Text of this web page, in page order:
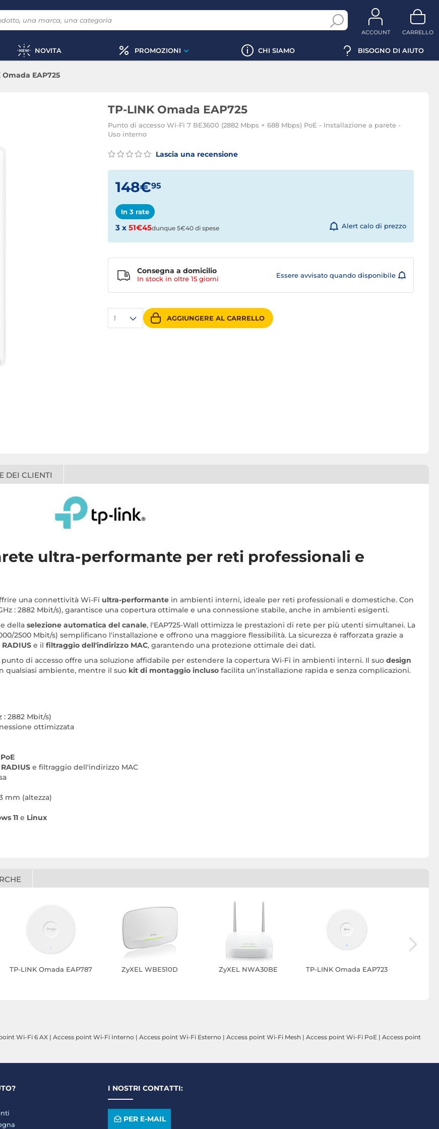
ACCOUNT CARRELLO
NOVITA PROMOZIONI CHI SIAMO BISOGNO DI AIUTO
Omada EAP725
TP-LINK Omada EAP725
Punto di accesso Wi-Fi 7 BE3600 (2882 Mbps + 688 Mbps) PoE - Installazione a parete -
Uso interno
Lascia una recensione
148€95
In 3 rate
3 x 51€45dunque 5€40 di spese Alert calo di prezzo
1 AGGIUNGERE AL CARRELLO
Consegna a domicilio
In stock in oltre 15 giorni Essere avvisato quando disponibile
DEI CLIENTI
ultra-performante per reti professionali e
una connettività Wi-Fi ultra-performante in ambienti interni, ideale per reti professionali e domestiche. Con
: 2882 Mbit/s), garantisce una copertura ottimale e una connessione stabile, anche in ambienti esigenti.
e della selezione automatica del canale, l'EAP725-Wall ottimizza le prestazioni di rete per più utenti simultanei. La
2500 Mbit/s) semplificano l'installazione e offrono una maggiore flessibilità. La sicurezza è rafforzata grazie a
e il filtraggio dell'indirizzo MAC, garantendo una protezione ottimale dei dati.
di accesso offre una soluzione affidabile per estendere la copertura Wi-Fi in ambienti interni. Il suo design
qualsiasi ambiente, mentre il suo kit di montaggio incluso facilita un'installazione rapida e senza complicazioni.
: 2882 Mbit/s)
ottimizzata
PoE
e filtraggio dell'indirizzo MAC
mm (altezza)
11 e Linux
TP-LINK Omada EAP787 ZyXEL WBE510D ZyXEL NWA30BE TP-LINK Omada EAP723
Wi-Fi 6 AX | Access point Wi-Fi Interno | Access point Wi-Fi Esterno | Access point Wi-Fi Mesh | Access point Wi-Fi PoE | Access point
I NOSTRI CONTATTI:
PER E-MAIL